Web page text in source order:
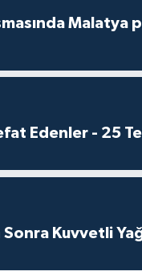
Malatya
Edenler - 25
Kuvvetli